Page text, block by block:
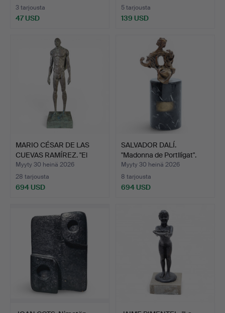
3 tarjousta
47 USD
5 tarjousta
139 USD
MARIO CÉSAR DE LAS
CUEVAS RAMÍREZ. "El
aho…
Myyty 30 heinä 2026
28 tarjousta
694 USD
SALVADOR DALÍ.
"Madonna de Portlligat".
Myyty 30 heinä 2026
8 tarjousta
694 USD